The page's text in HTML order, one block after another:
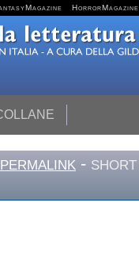
HorrorMagazine
PERMALINK -